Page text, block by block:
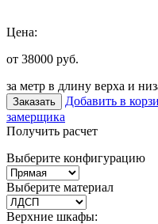
Цена:
от 38000 руб.
за метр в длину верха и
Заказать Добавить в
замерщика
Получить расчет
Выберите конфигурацию
Выберите материал
Верхние шкафы: